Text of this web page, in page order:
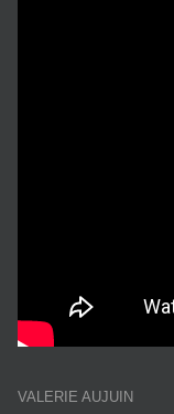
VALERIE AUJUIN